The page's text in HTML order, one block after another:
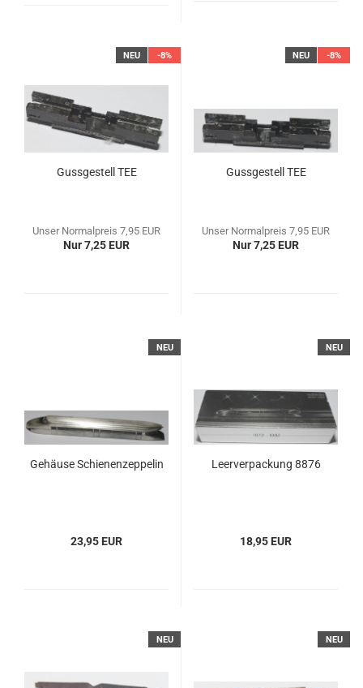
NEU -8%
Gussgestell TEE
Unser Normalpreis 7,95 EUR
Nur 7,25 EUR
NEU -8%
Gussgestell TEE
Unser Normalpreis 7,95 EUR
Nur 7,25 EUR
NEU
Gehäuse Schienenzeppelin
23,95 EUR
NEU
Leerverpackung 8876
18,95 EUR
NEU NEU